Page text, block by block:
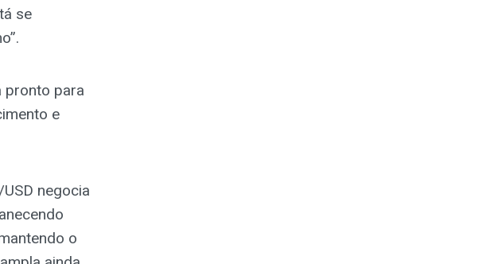
se
pronto para
e
negocia
o